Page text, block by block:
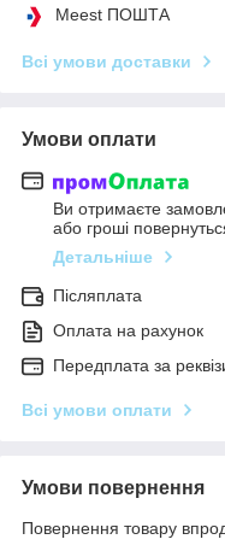
Meest ПОШТА
Всі умови доставки
Умови оплати
Ви отримаєте
або гроші
Детальніше
Післяплата
Оплата на рахунок
Передплата за
Всі умови оплати
Умови повернення
Повернення товару